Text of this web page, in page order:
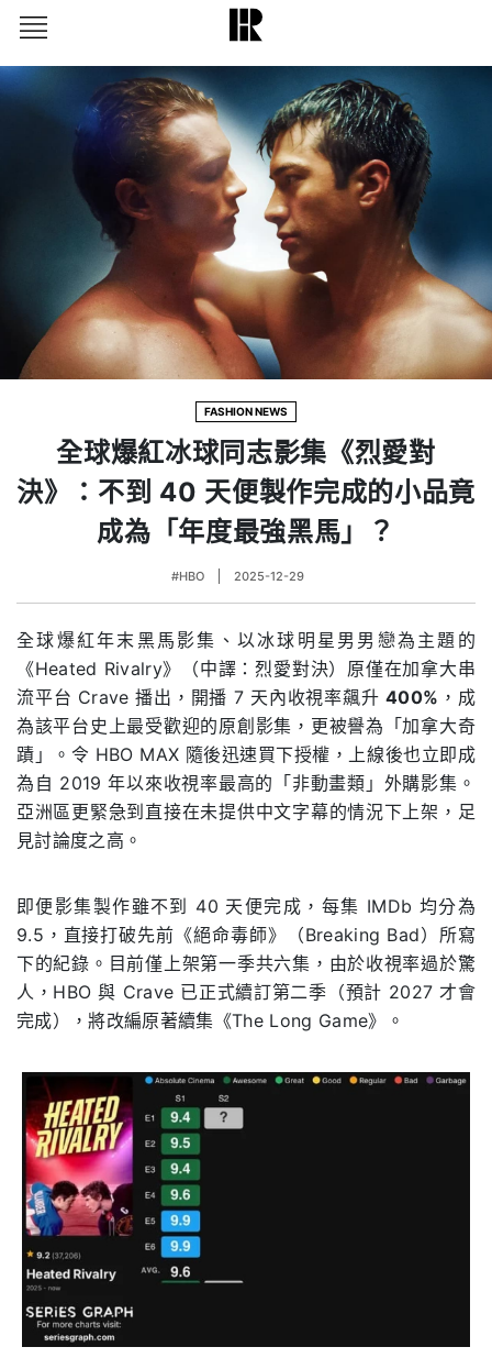
FASHION NEWS
全球爆紅冰球同志影集《烈愛對
決》：不到 40 天便製作完成的小品竟
成為「年度最強黑馬」？
#HBO 2025-12-29
全球爆紅年末黑馬影集、以冰球明星男男戀為主題的
《Heated Rivalry》（中譯：烈愛對決）原僅在加拿大串
流平台 Crave 播出，開播 7 天內收視率飆升400% ，成
為該平台史上最受歡迎的原創影集，更被譽為「加拿大奇
蹟」。令 HBO MAX 隨後迅速買下授權，上線後也立即成
為自 2019 年以來收視率最高的「非動畫類」外購影集。
亞洲區更緊急到直接在未提供中文字幕的情況下上架，足
見討論度之高。
即便影集製作雖不到 40 天便完成，每集 IMDb 均分為
9.5，直接打破先前《絕命毒師》（Breaking Bad）所寫
下的紀錄。目前僅上架第一季共六集，由於收視率過於驚
人，HBO 與 Crave 已正式續訂第二季（預計 2027 才會
完成），將改編原著續集《The Long Game》。